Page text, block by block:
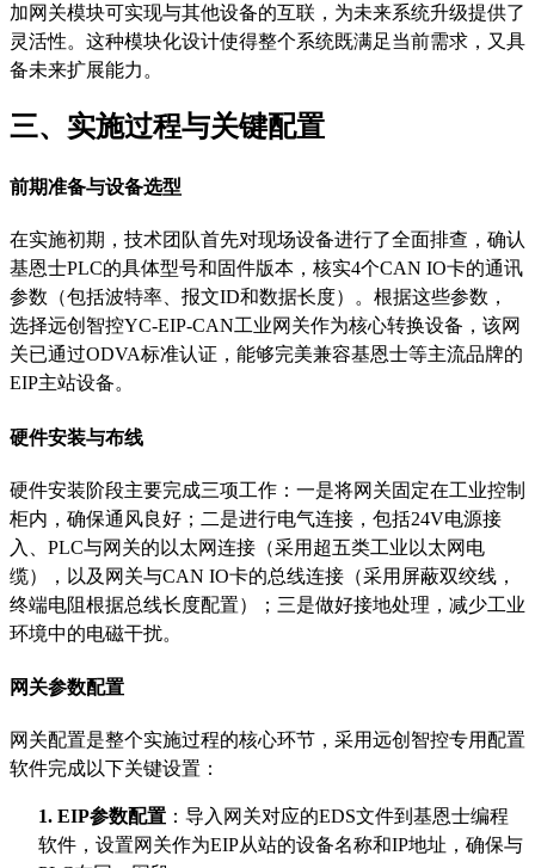
加网关模块可实现与其他设备的互联，为未来系统升级提供了
灵活性。这种模块化设计使得整个系统既满足当前需求，又具
备未来扩展能力。
三、实施过程与关键配置
前期准备与设备选型
在实施初期，技术团队首先对现场设备进行了全面排查，确认
基恩士PLC的具体型号和固件版本，核实4个CAN IO卡的通讯
参数（包括波特率、报文ID和数据长度）。根据这些参数，
选择远创智控YC-EIP-CAN工业网关作为核心转换设备，该网
关已通过ODVA标准认证，能够完美兼容基恩士等主流品牌的
EIP主站设备。
硬件安装与布线
硬件安装阶段主要完成三项工作：一是将网关固定在工业控制
柜内，确保通风良好；二是进行电气连接，包括24V电源接
入、PLC与网关的以太网连接（采用超五类工业以太网电
缆），以及网关与CAN IO卡的总线连接（采用屏蔽双绞线，
终端电阻根据总线长度配置）；三是做好接地处理，减少工业
环境中的电磁干扰。
网关参数配置
网关配置是整个实施过程的核心环节，采用远创智控专用配置
软件完成以下关键设置：
1. EIP参数配置 ：导入网关对应的EDS文件到基恩士编程
软件，设置网关作为EIP从站的设备名称和IP地址，确保与